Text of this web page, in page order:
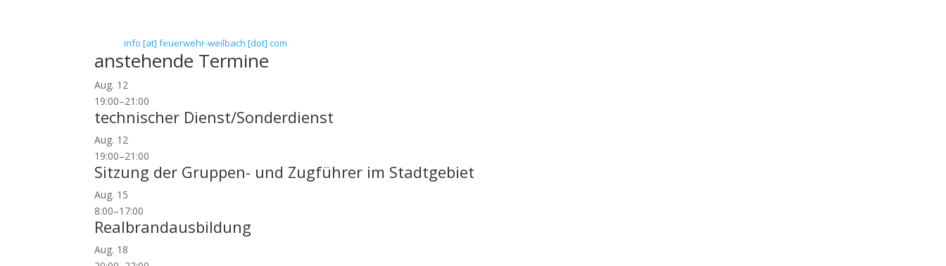
E-Mail:info [at] feuerwehr-weilbach [dot] com
anstehende Termine
Aug. 12
19:00–21:00
technischer Dienst/Sonderdienst
Aug. 12
19:00–21:00
Sitzung der Gruppen- und Zugführer im Stadtgebiet
Aug. 15
8:00–17:00
Realbrandausbildung
Aug. 18